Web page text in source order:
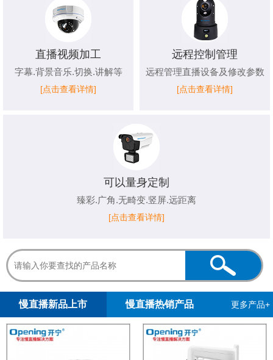
直播视频加工
字幕.背景音乐.切换.讲解等
[点击查看详情]
远程控制管理
远程管理直播设备及修改参数
[点击查看详情]
可以量身定制
臻彩.广角.无畸变.竖屏.远距离
[点击查看详情]
慢直播新品上市 慢直播热销产品 更多产品+